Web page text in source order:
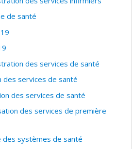
de santé
des services de santé
des services de santé
des services de santé
des services de première
des systèmes de santé